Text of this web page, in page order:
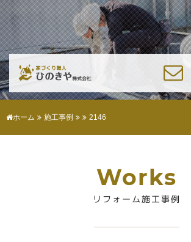
ホーム 施工事例 2146
Works
リフォーム施工事例